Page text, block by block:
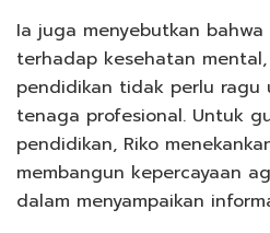
Ia juga menyebutkan
terhadap kesehatan
pendidikan tidak perlu ragu
tenaga profesional. Untuk
pendidikan, Riko
membangun kepercayaan
dalam menyampaikan